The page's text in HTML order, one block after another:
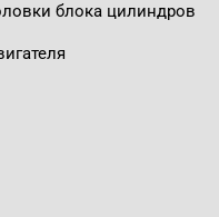
блока цилиндров